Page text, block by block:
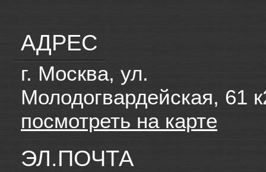
АДРЕС
г. Москва, ул.
Молодогвардейская, 61
посмотреть на карте
ЭЛ.ПОЧТА